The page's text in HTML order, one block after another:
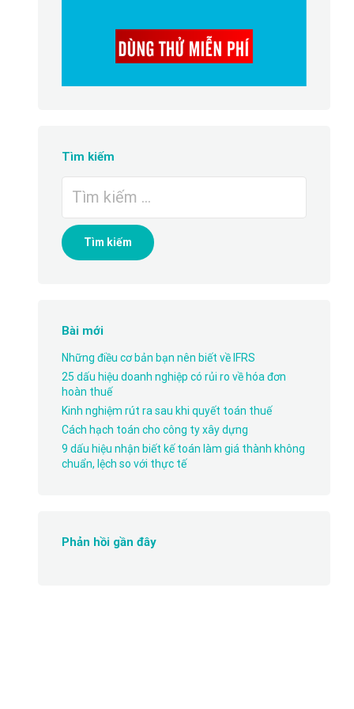
Tìm kiếm
Bài mới
Những điều cơ bản bạn nên biết về IFRS
25 dấu hiệu doanh nghiệp có rủi ro về hóa đơn
hoàn thuế
Kinh nghiệm rút ra sau khi quyết toán thuế
Cách hạch toán cho công ty xây dựng
9 dấu hiệu nhận biết kế toán làm giá thành không
chuẩn, lệch so với thực tế
Phản hồi gần đây